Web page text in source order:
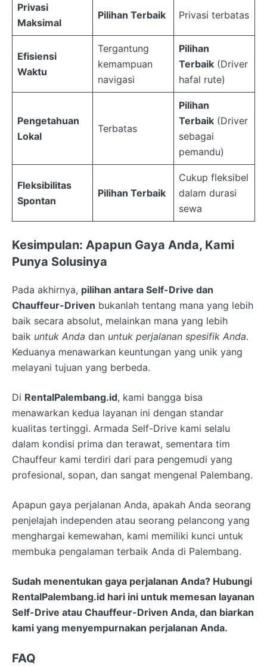
Privasi
Maksimal
Pilihan Terbaik Privasi terbatas
Efisiensi
Waktu
Tergantung
kemampuan
navigasi
Pilihan
Terbaik (Driver
hafal rute)
Pengetahuan
Lokal
Terbatas
Pilihan
Terbaik (Driver
sebagai
pemandu)
Fleksibilitas
Spontan
Pilihan Terbaik
Cukup fleksibel
dalam durasi
sewa
Kesimpulan: Apapun Gaya Anda, Kami
Punya Solusinya
Pada akhirnya, pilihan antara Self-Drive dan
Chauffeur-Driven bukanlah tentang mana yang lebih
baik secara absolut, melainkan mana yang lebih
baik untuk Anda dan untuk perjalanan spesifik Anda.
Keduanya menawarkan keuntungan yang unik yang
melayani tujuan yang berbeda.
Di RentalPalembang.id, kami bangga bisa
menawarkan kedua layanan ini dengan standar
kualitas tertinggi. Armada Self-Drive kami selalu
dalam kondisi prima dan terawat, sementara tim
Chauffeur kami terdiri dari para pengemudi yang
profesional, sopan, dan sangat mengenal Palembang.
Apapun gaya perjalanan Anda, apakah Anda seorang
penjelajah independen atau seorang pelancong yang
menghargai kemewahan, kami memiliki kunci untuk
membuka pengalaman terbaik Anda di Palembang.
Sudah menentukan gaya perjalanan Anda? Hubungi
RentalPalembang.id hari ini untuk memesan layanan
Self-Drive atau Chauffeur-Driven Anda, dan biarkan
kami yang menyempurnakan perjalanan Anda.
FAQ